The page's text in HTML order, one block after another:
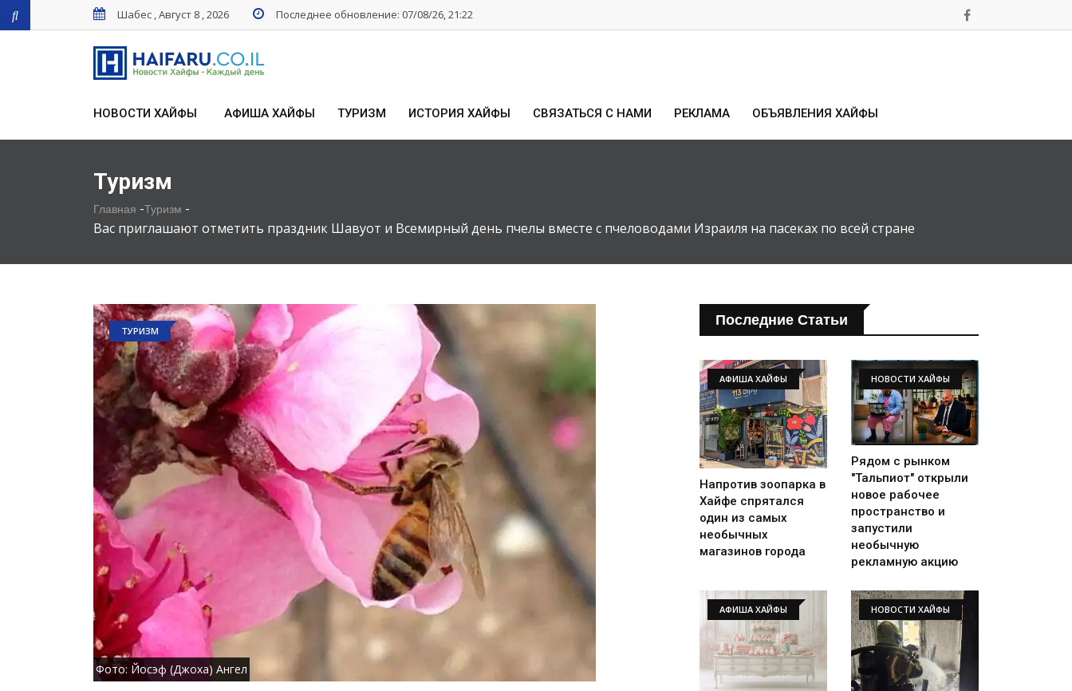
Шабес , Август 8 , 2026 Последнее обновление: 07/08/26, 21:22
НОВОСТИ ХАЙФЫ АФИША ХАЙФЫ ТУРИЗМ ИСТОРИЯ ХАЙФЫ СВЯЗАТЬСЯ С НАМИ РЕКЛАМА ОБЪЯВЛЕНИЯ ХАЙФЫ
Туризм
Главная -Туризм -
Вас приглашают отметить праздник Шавуот и Всемирный день пчелы вместе с пчеловодами Израиля на пасеках по всей стране
ТУРИЗМ
Фото: Йосэф (Джоха) Ангел
Последние Статьи
АФИША ХАЙФЫ
Напротив зоопарка в
Хайфе спрятался
один из самых
необычных
магазинов города
НОВОСТИ ХАЙФЫ
Рядом с рынком
"Тальпиот" открыли
новое рабочее
пространство и
запустили
необычную
рекламную акцию
АФИША ХАЙФЫ НОВОСТИ ХАЙФЫ